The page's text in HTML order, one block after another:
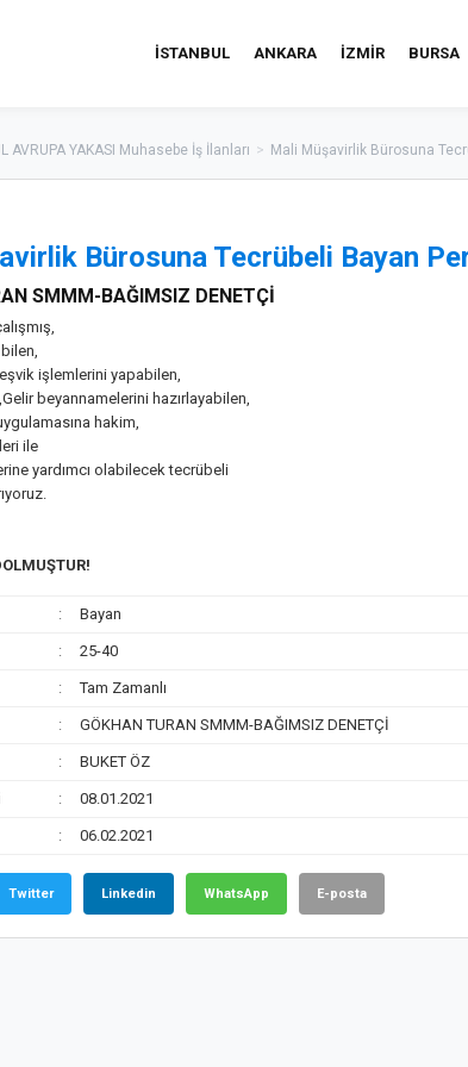
İSTANBUL ANKARA İZMİR BURSA
AVRUPA YAKASI Muhasebe İş İlanları > Mali Müşavirlik Bürosuna
Bürosuna Tecrübeli Bayan
SMMM-BAĞIMSIZ DENETÇİ
işlemlerini yapabilen,
beyannamelerini hazırlayabilen,
hakim,
ile
yardımcı olabilecek tecrübeli
Bayan
25-40
Tam Zamanlı
GÖKHAN TURAN SMMM-BAĞIMSIZ DENETÇİ
BUKET ÖZ
08.01.2021
06.02.2021
Twitter Linkedin WhatsApp E-posta